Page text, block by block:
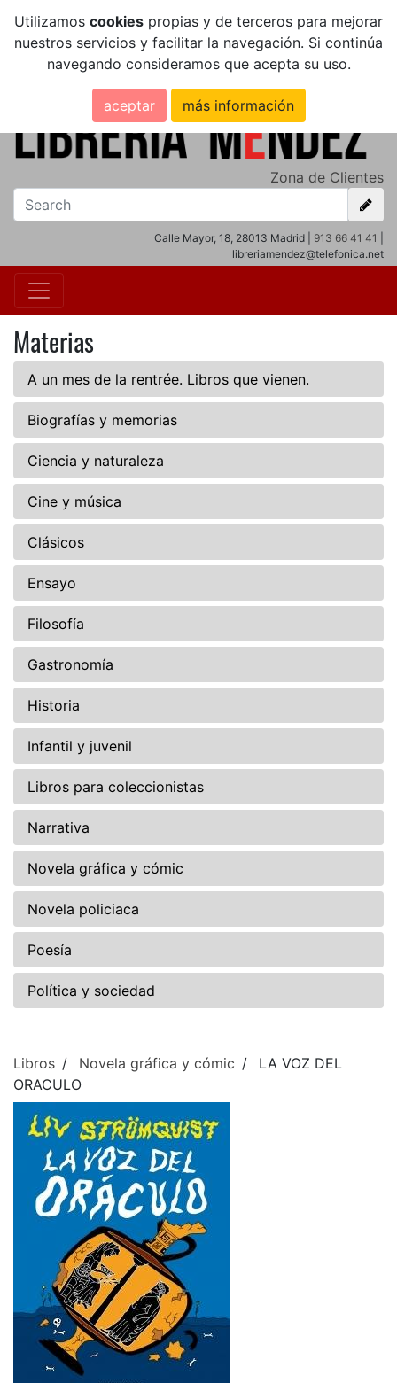
Utilizamos cookies propias y de terceros para mejorar
nuestros servicios y facilitar la navegación. Si continúa
navegando consideramos que acepta su uso.
aceptar más información
Zona de Clientes
Calle Mayor, 18, 28013 Madrid | 913 66 41 41
libreriamendez@telefonica.net
Materias
A un mes de la rentrée. Libros que vienen.
Biografías y memorias
Ciencia y naturaleza
Cine y música
Clásicos
Ensayo
Filosofía
Gastronomía
Historia
Infantil y juvenil
Libros para coleccionistas
Narrativa
Novela gráfica y cómic
Novela policiaca
Poesía
Política y sociedad
Libros Novela gráfica y cómic
LA VOZ DEL
ORACULO